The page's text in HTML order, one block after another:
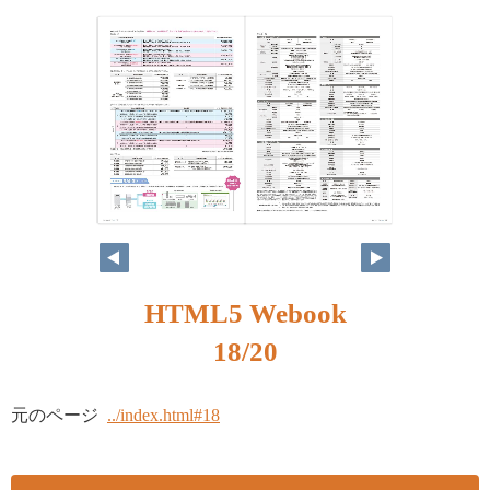
HTML5 Webook
18/20
元のページ ../index.html#18